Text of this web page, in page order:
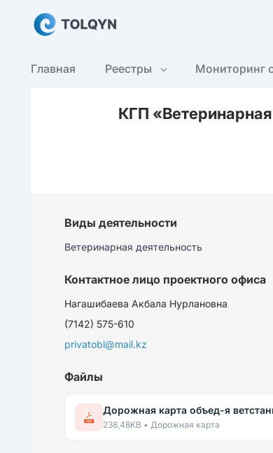
Главная Реестры Мониторинг
КГП
Виды деятельности
Ветеринарная деятельность
Контактное лицо проектного офиса
Нагашибаева Акбала Нурлановна
(7142) 575-610
privatobl@mail.kz
Файлы
Дорожная карта объед-я
238,48KB • Дорожная карта